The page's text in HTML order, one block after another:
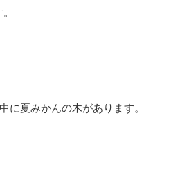
夏みかんの木があります。